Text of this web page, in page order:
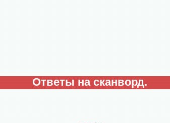
Ответы на сканворд.